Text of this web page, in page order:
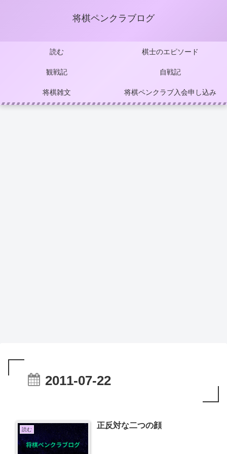
将棋ペンクラブログ
読む 棋士のエピソード
観戦記 自戦記
将棋雑文 将棋ペンクラブ入会申し込み
2011-07-22
読む 正反対な二つの顔